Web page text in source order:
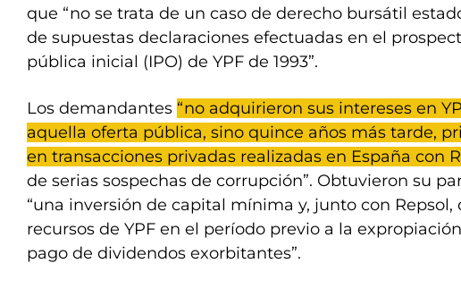
que “no se trata de un caso de derecho bursátil
de supuestas declaraciones efectuadas en el
pública inicial (IPO) de YPF de 1993”.
Los demandantes “no adquirieron sus intereses en
aquella oferta pública, sino quince años más tarde,
en transacciones privadas realizadas en España con
de serias sospechas de corrupción”. Obtuvieron su
“una inversión de capital mínima y, junto con Repsol,
recursos de YPF en el período previo a la
pago de dividendos exorbitantes”.